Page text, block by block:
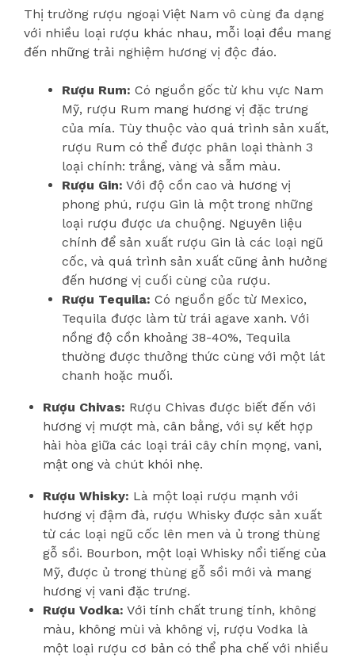
Thị trường rượu ngoại Việt Nam vô cùng đa dạng
với nhiều loại rượu khác nhau, mỗi loại đều mang
đến những trải nghiệm hương vị độc đáo.
Rượu Rum: Có nguồn gốc từ khu vực Nam
Mỹ, rượu Rum mang hương vị đặc trưng
của mía. Tùy thuộc vào quá trình sản xuất,
rượu Rum có thể được phân loại thành 3
loại chính: trắng, vàng và sẫm màu.
Rượu Gin: Với độ cồn cao và hương vị
phong phú, rượu Gin là một trong những
loại rượu được ưa chuộng. Nguyên liệu
chính để sản xuất rượu Gin là các loại ngũ
cốc, và quá trình sản xuất cũng ảnh hưởng
đến hương vị cuối cùng của rượu.
Rượu Tequila: Có nguồn gốc từ Mexico,
Tequila được làm từ trái agave xanh. Với
nồng độ cồn khoảng 38-40%, Tequila
thường được thưởng thức cùng với một lát
chanh hoặc muối.
Rượu Chivas: Rượu Chivas được biết đến với
hương vị mượt mà, cân bằng, với sự kết hợp
hài hòa giữa các loại trái cây chín mọng, vani,
mật ong và chút khói nhẹ.
Rượu Whisky: Là một loại rượu mạnh với
hương vị đậm đà, rượu Whisky được sản xuất
từ các loại ngũ cốc lên men và ủ trong thùng
gỗ sồi. Bourbon, một loại Whisky nổi tiếng của
Mỹ, được ủ trong thùng gỗ sồi mới và mang
hương vị vani đặc trưng.
Rượu Vodka: Với tính chất trung tính, không
màu, không mùi và không vị, rượu Vodka là
một loại rượu cơ bản có thể pha chế với nhiều